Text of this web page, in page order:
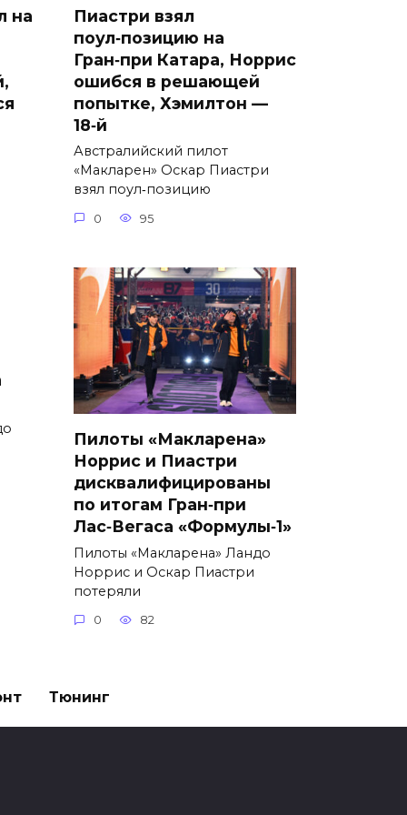
на
Пиастри взял
поул‑позицию на
Гран‑при Катара, Норрис
ошибся в решающей
попытке, Хэмилтон —
18‑й
Австралийский пилот
«Макларен» Оскар Пиастри
взял поул‑позицию
0 95
Пилоты «Макларена»
Норрис и Пиастри
дисквалифицированы
по итогам Гран‑при
Лас‑Вегаса «Формулы‑1»
Пилоты «Макларена» Ландо
Норрис и Оскар Пиастри
потеряли
0 82
Тюнинг